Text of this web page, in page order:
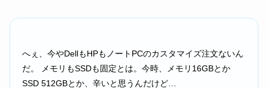
へぇ、今やDellもHPもノートPCのカスタマイズ注文ないん
だ。 メモリもSSDも固定とは。今時、メモリ16GBとか
SSD 512GBとか、辛いと思うんだけど…